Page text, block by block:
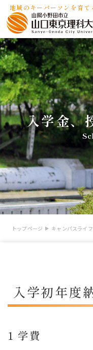
地域のキーパーソンを育て
入学金、
トップページ キャンパスライフ
入学初年度
1 学費